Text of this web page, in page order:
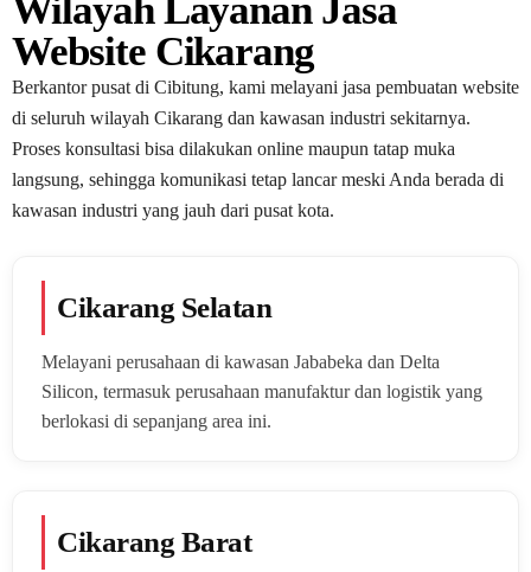
Wilayah Layanan Jasa
Website Cikarang
Berkantor pusat di Cibitung, kami melayani jasa pembuatan website
di seluruh wilayah Cikarang dan kawasan industri sekitarnya.
Proses konsultasi bisa dilakukan online maupun tatap muka
langsung, sehingga komunikasi tetap lancar meski Anda berada di
kawasan industri yang jauh dari pusat kota.
Cikarang Selatan
Melayani perusahaan di kawasan Jababeka dan Delta
Silicon, termasuk perusahaan manufaktur dan logistik yang
berlokasi di sepanjang area ini.
Cikarang Barat